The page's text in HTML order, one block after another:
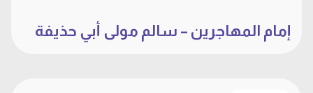
إمام المهاجرين – سالم مولى أبي حذيفة